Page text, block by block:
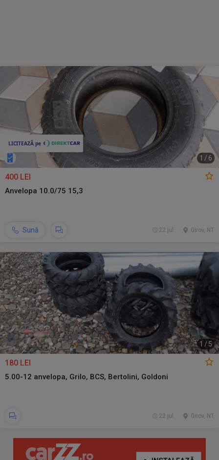
1 / 6
400 LEI
Anvelopa 10.0/75 15,3
Sună Girov, NT
22 jul.
1 / 5
180 LEI
5.00-12 anvelopa, Grilo, BCS, Bertolini, Goldoni
Girov, NT
22 jul.